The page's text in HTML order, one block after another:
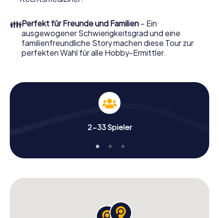
Jetzt starten Sie Ihren Online-Browser, geben Ihren Code
Worauf warten Sie noch? Bree zählt auf Sie!
👪Perfekt für Freunde und Familien – Ein
ausgewogener Schwierigkeitsgrad und eine
familienfreundliche Story machen diese Tour zur
perfekten Wahl für alle Hobby-Ermittler.
2-33 Spieler